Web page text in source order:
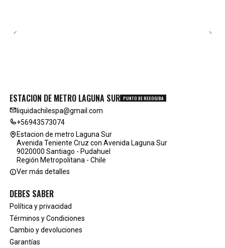
ESTACION DE METRO LAGUNA SUR PUNTO DE RECOGIDA
liquidachilespa@gmail.com
+56943573074
Estacion de metro Laguna Sur
Avenida Teniente Cruz con Avenida Laguna Sur
9020000 Santiago - Pudahuel
Región Metropolitana - Chile
Ver más detalles
DEBES SABER
Política y privacidad
Términos y Condiciones
Cambio y devoluciones
Garantías